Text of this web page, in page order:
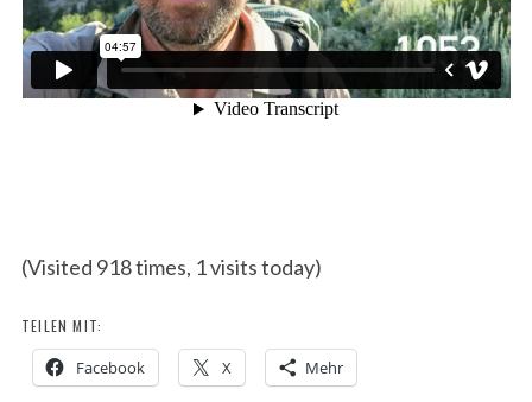
(Visited 918 times, 1 visits today)
TEILEN MIT:
Facebook X Mehr